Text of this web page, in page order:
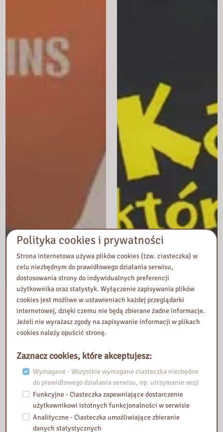
Polityka cookies i prywatności
Strona internetowa używa plików cookies (tzw. ciasteczka) w
celu niezbędnym do prawidłowego działania serwisu,
dostosowania strony do indywidualnych preferencji
użytkownika oraz statystyk. Wyłączenie zapisywania plików
cookies jest możliwe w ustawieniach każdej przeglądarki
internetowej, dzięki czemu nie będą zbierane żadne informacje.
Jeżeli nie wyrażasz zgody na zapisywanie informacji w plikach
cookies należy opuścić stronę.
Zaznacz cookies, które akceptujesz:
Wymagane - Wszystkie wymagane ciasteczka niezbędne
do prawidłowego działania serwisu, np. utrzymanie sesji
Funkcyjne - Ciasteczka zapewniające dostarczenie
użytkownikowi istotnych funkcjonalności w serwisie
Analityczne - Ciasteczka umożliwiające zbieranie
danych statystycznych